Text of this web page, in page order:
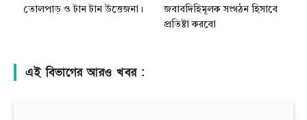
তোলপাড় ও টান টান উত্তেজনা।
জবাবদিহিমূলক সংগঠন হিসাবে
প্রতিষ্টা করবো
এই বিভাগের আরও খবর :